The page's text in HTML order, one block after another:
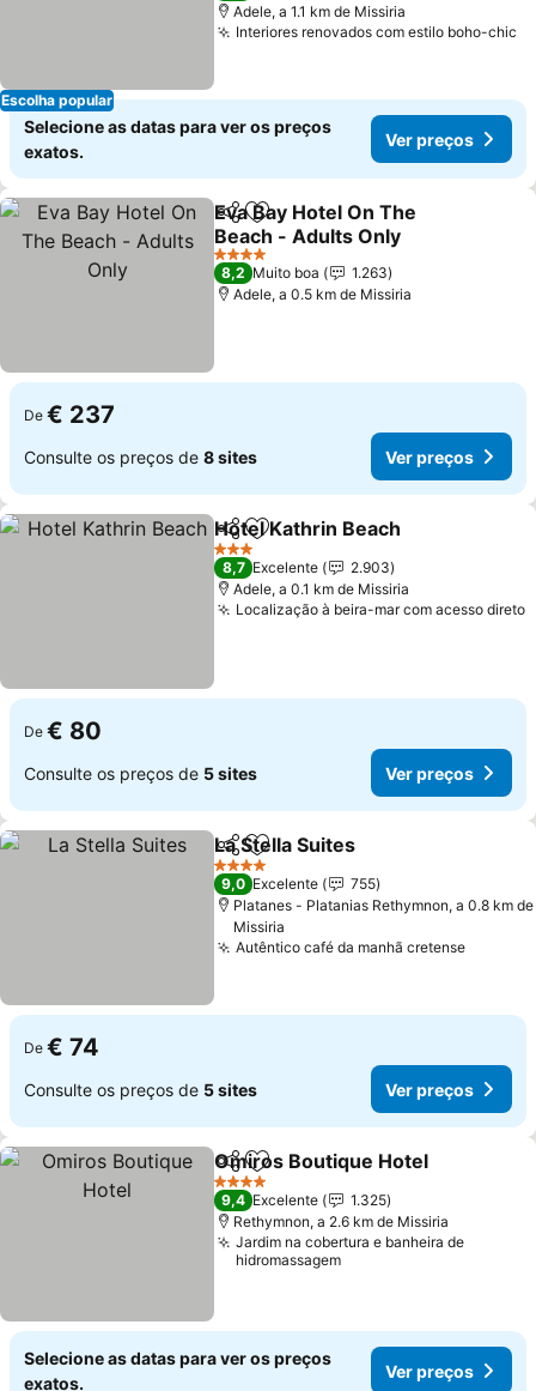
Escolha popular
Adele, a 1.1 km de Missiria
Interiores renovados com estilo boho-chic
Selecione as datas para ver os preços
exatos.
Ver preços
PartilharAdicionar aos favoritos
Eva Bay Hotel On The
Beach - Adults Only
Ver preços
4 Estrelas
8,2 Muito boa
1.263
Adele, a 0.5 km de Missiria
De € 237
Consulte os preços de 8 sites Ver preços
PartilharAdicionar aos favoritos
Hotel Kathrin Beach
3 Estrelas
8,7 Excelente
2.903
Adele, a 0.1 km de Missiria
Localização à beira-mar com acesso direto
De € 80
Consulte os preços de 5 sites Ver preços
PartilharAdicionar aos favoritos
La Stella Suites
4 Estrelas
9,0 Excelente
755
Platanes - Platanias Rethymnon, a 0.8 km de
Missiria
Autêntico café da manhã cretenseVer
De € 74
Consulte os preços de 5 sites Ver preços
PartilharAdicionar aos favoritos
Omiros Boutique Hotel
4 Estrelas
9,4 Excelente
1.325
Rethymnon, a 2.6 km de Missiria
Jardim na cobertura e banheira de
hidromassagem
Selecione as datas para ver os preços
exatos.
Ver preços